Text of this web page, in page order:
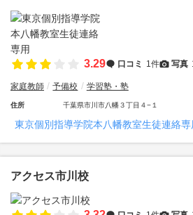
3.29 口コミ 1件 写真
家庭教師 予備校 学習塾・塾
住所 千葉県市川市八幡３丁目４−１
東京個別指導学院本八幡教室生徒連絡
アクセス市川校